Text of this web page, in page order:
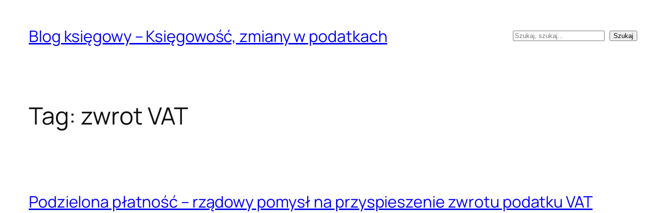
treściBlog księgowy – Księgowość, zmiany w podatkach Szukaj Szukaj
Tag: zwrot VAT
Podzielona płatność – rządowy pomysł na przyspieszenie zwrotu podatku VAT